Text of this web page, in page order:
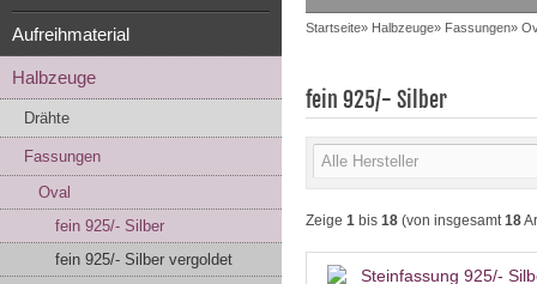
Aufreihmaterial
Halbzeuge
Drähte
Fassungen
Oval
fein 925/- Silber
fein 925/- Silber vergoldet
Startseite» Halbzeuge» Fassungen»
fein 925/- Silber
Zeige 1 bis 18 (von insgesamt18